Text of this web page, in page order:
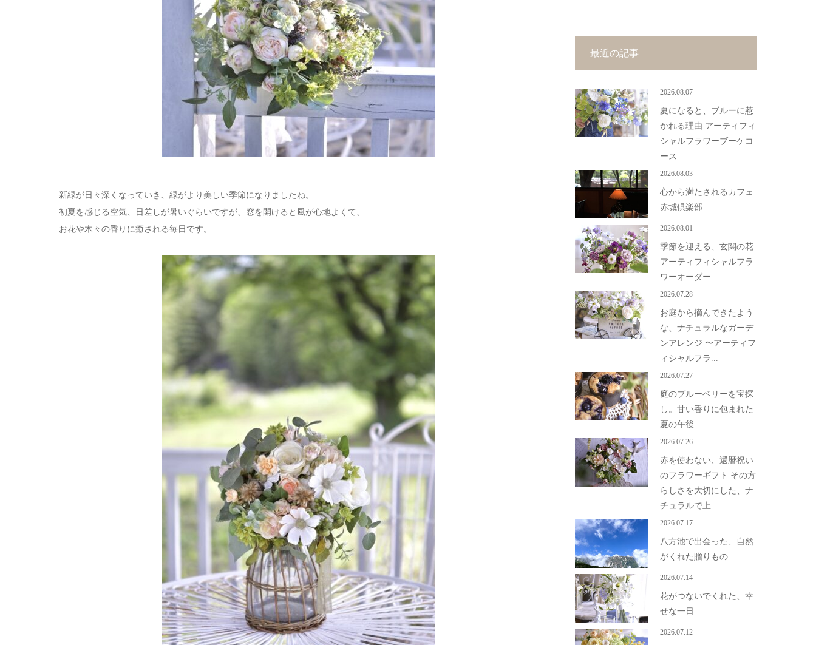
新緑が日々深くなっていき、緑がより美しい季節になりましたね。
初夏を感じる空気、日差しが暑いぐらいですが、窓を開けると風が心地よくて、
お花や木々の香りに癒される毎日です。
最近の記事
2026.08.07
夏になると、ブルーに惹
かれる理由 アーティフィ
シャルフラワーブーケコ
ース
2026.08.03
心から満たされるカフェ
赤城倶楽部
2026.08.01
季節を迎える、玄関の花
アーティフィシャルフラ
ワーオーダー
2026.07.28
お庭から摘んできたよう
な、ナチュラルなガーデ
ンアレンジ 〜アーティフ
ィシャルフラ...
2026.07.27
庭のブルーベリーを宝探
し。甘い香りに包まれた
夏の午後
2026.07.26
赤を使わない、還暦祝い
のフラワーギフト その方
らしさを大切にした、ナ
チュラルで上...
2026.07.17
八方池で出会った、自然
がくれた贈りもの
2026.07.14
花がつないでくれた、幸
せな一日
2026.07.12